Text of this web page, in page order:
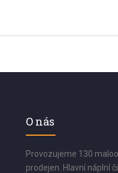
O nás
Provozujeme 130
prodejen. Hlavní náplní